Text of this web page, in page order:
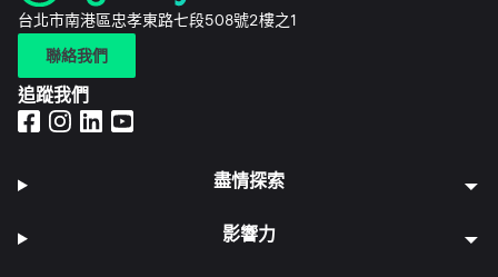
台北市南港區忠孝東路七段508號2樓之1
聯絡我們
追蹤我們
盡情探索
影響力